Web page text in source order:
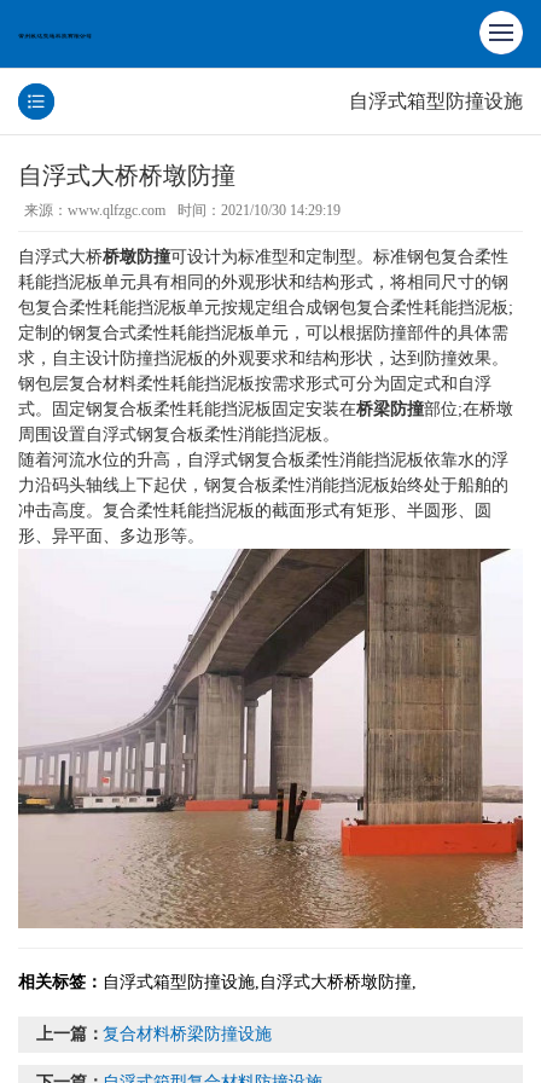
自浮式箱型防撞设施
自浮式大桥桥墩防撞
来源：www.qlfzgc.com 时间：2021/10/30 14:29:19
自浮式大桥桥墩防撞可设计为标准型和定制型。标准钢包复合柔性
耗能挡泥板单元具有相同的外观形状和结构形式，将相同尺寸的钢
包复合柔性耗能挡泥板单元按规定组合成钢包复合柔性耗能挡泥板;
定制的钢复合式柔性耗能挡泥板单元，可以根据防撞部件的具体需
求，自主设计防撞挡泥板的外观要求和结构形状，达到防撞效果。
钢包层复合材料柔性耗能挡泥板按需求形式可分为固定式和自浮
式。固定钢复合板柔性耗能挡泥板固定安装在桥梁防撞部位;在桥墩
周围设置自浮式钢复合板柔性消能挡泥板。
随着河流水位的升高，自浮式钢复合板柔性消能挡泥板依靠水的浮
力沿码头轴线上下起伏，钢复合板柔性消能挡泥板始终处于船舶的
冲击高度。复合柔性耗能挡泥板的截面形式有矩形、半圆形、圆
形、异平面、多边形等。
相关标签： 自浮式箱型防撞设施 自浮式大桥桥墩防撞
上一篇：复合材料桥梁防撞设施